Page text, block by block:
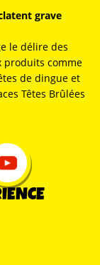
grave
le délire des
produits comme
de dingue et
Têtes Brûlées